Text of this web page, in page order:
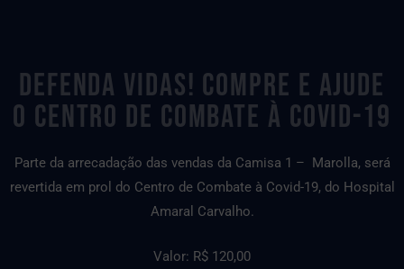
DEFENDA VIDAS! COMPRE E AJUDE
O CENTRO DE COMBATE À COVID-19
Parte da arrecadação das vendas da Camisa 1 – Marolla, será
revertida em prol do Centro de Combate à Covid-19, do Hospital
Amaral Carvalho.
Valor: R$ 120,00